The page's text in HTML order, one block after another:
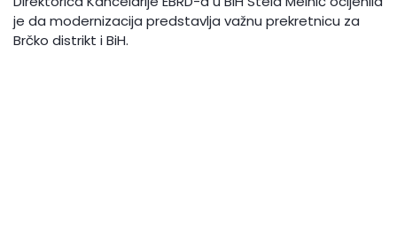
je da modernizacija predstavlja važnu prekretnicu za
Brčko distrikt i BiH.